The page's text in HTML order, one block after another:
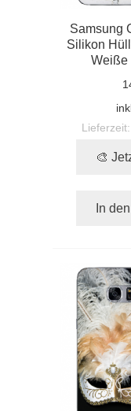
Samsung
Silikon
Weiße
Lieferzeit:
🎨
In